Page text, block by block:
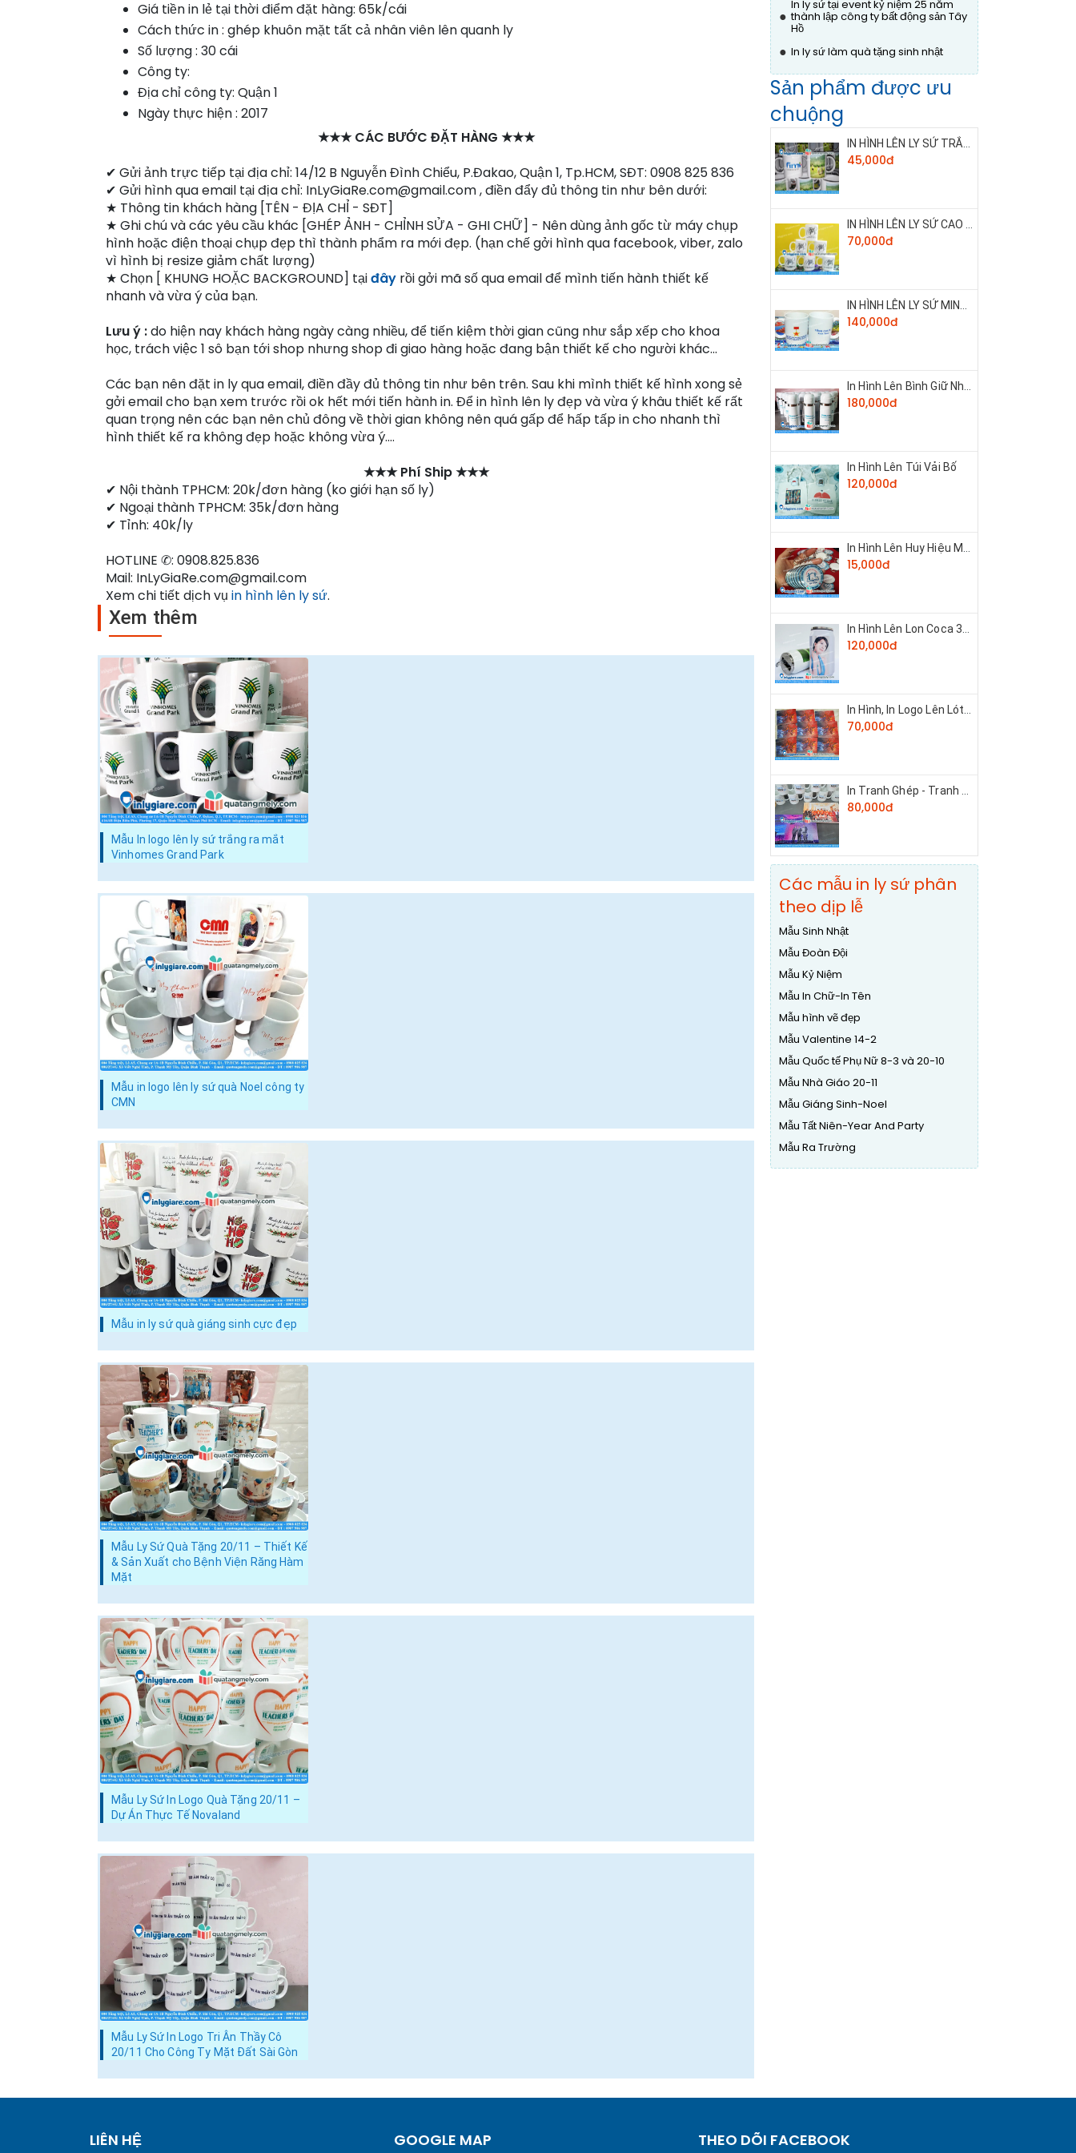
Giá tiền in lẻ tại thời điểm đặt hàng: 65k/cái
Cách thức in : ghép khuôn mặt tất cả nhân viên lên quanh ly
Số lượng : 30 cái
Công ty:
Địa chỉ công ty: Quận 1
Ngày thực hiện : 2017
★★★ CÁC BƯỚC ĐẶT HÀNG ★★★
✔ Gửi ảnh trực tiếp tại địa chỉ: 14/12 B Nguyễn Đình Chiểu, P.Đakao, Quận 1, Tp.HCM, SĐT: 0908 825 836
✔ Gửi hình qua email tại địa chỉ: InLyGiaRe.com@gmail.com , điền đẩy đủ thông tin như bên dưới:
★ Thông tin khách hàng [TÊN - ĐỊA CHỈ - SĐT]
★ Ghi chú và các yêu cầu khác [GHÉP ẢNH - CHỈNH SỬA - GHI CHỮ] - Nên dùng ảnh gốc từ máy chụp
hình hoặc điện thoại chụp đẹp thì thành phẩm ra mới đẹp. (hạn chế gởi hình qua facebook, viber, zalo
vì hình bị resize giảm chất lượng)
★ Chọn [ KHUNG HOẶC BACKGROUND] tạiđây rồi gởi mã số qua email để mình tiến hành thiết kế
nhanh và vừa ý của bạn.
Lưu ý :do hiện nay khách hàng ngày càng nhiều, để tiến kiệm thời gian cũng như sắp xếp cho khoa
học, trách việc 1 sô bạn tới shop nhưng shop đi giao hàng hoặc đang bận thiết kế cho người khác...
Các bạn nên đặt in ly qua email, điền đầy đủ thông tin như bên trên. Sau khi mình thiết kế hình xong sẻ
gởi email cho bạn xem trước rồi ok hết mới tiến hành in. Để in hình lên ly đẹp và vừa ý khâu thiết kế rất
quan trọng nên các bạn nên chủ đông về thời gian không nên quá gấp để hấp tấp in cho nhanh thì
hình thiết kế ra không đẹp hoặc không vừa ý....
★★★ Phí Ship ★★★
✔ Nội thành TPHCM: 20k/đơn hàng (ko giới hạn số ly)
✔ Ngoại thành TPHCM: 35k/đơn hàng
✔ Tỉnh: 40k/ly
HOTLINE ✆: 0908.825.836
Mail: InLyGiaRe.com@gmail.com
Xem chi tiết dịch vụ in hình lên ly sứ.
Xem thêm
Mẫu In logo lên ly sứ trắng ra mắt
Vinhomes Grand Park
Mẫu in logo lên ly sứ quà Noel công ty
CMN
Mẫu in ly sứ quà giáng sinh cực đẹp
Mẫu Ly Sứ Quà Tặng 20/11 – Thiết Kế
& Sản Xuất cho Bệnh Viện Răng Hàm
Mặt
Mẫu Ly Sứ In Logo Quà Tặng 20/11 –
Dự Án Thực Tế Novaland
Mẫu Ly Sứ In Logo Tri Ân Thầy Cô
20/11 Cho Công Ty Mặt Đất Sài Gòn
●
In ly sứ tại event kỷ niệm 25 năm
thành lập công ty bất động sản Tây
Hồ
● In ly sứ làm quà tặng sinh nhật
Sản phẩm được ưu
chuộng
45,000đ
70,000đ
140,000đ
180,000đ
In Hình Lên Túi Vải Bố
120,000đ
15,000đ
120,000đ
70,000đ
80,000đ
Các mẫu in ly sứ phân
theo dịp lễ
Mẫu Sinh Nhật
Mẫu Đoàn Đội
Mẫu Kỷ Niệm
Mẫu In Chữ-In Tên
Mẫu hình vẽ đẹp
Mẫu Valentine 14-2
Mẫu Quốc tế Phụ Nữ 8-3 và 20-10
Mẫu Nhà Giáo 20-11
Mẫu Giáng Sinh-Noel
Mẫu Tất Niên-Year And Party
Mẫu Ra Trường
LIÊN HỆ GOOGLE MAP THEO DÕI FACEBOOK